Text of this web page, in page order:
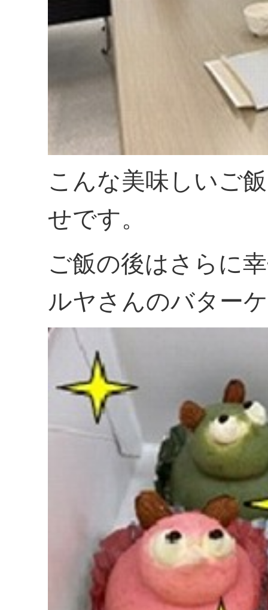
こんな美味しいご
せです。
ご飯の後はさらに
ルヤさんのバター